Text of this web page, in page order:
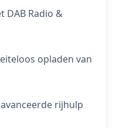
DAB Radio &
opladen van
rijhulp